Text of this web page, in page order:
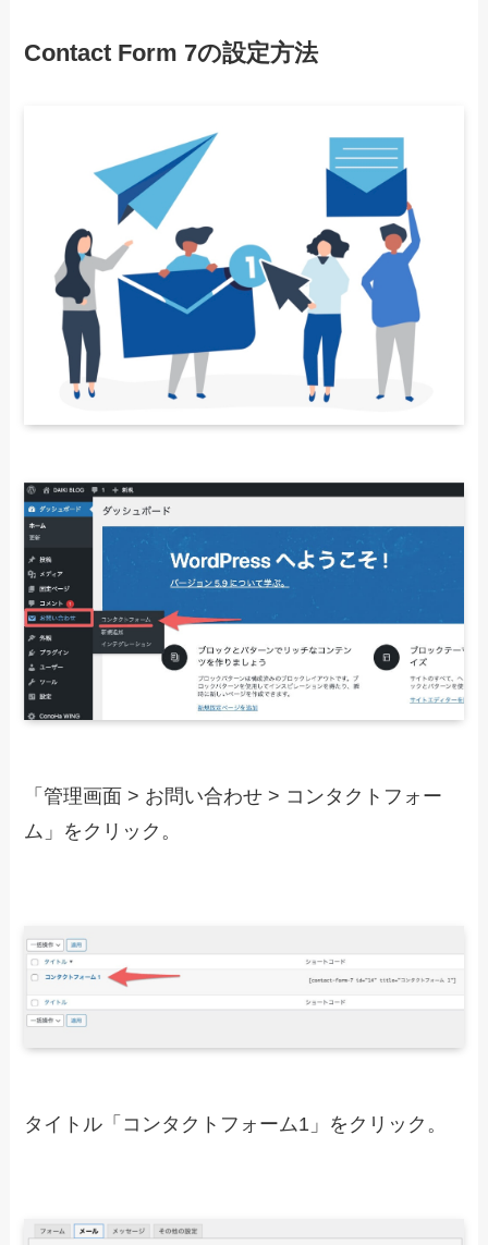
Contact Form 7の設定方法
「管理画面 > お問い合わせ > コンタクトフォー
ム」をクリック。
タイトル「コンタクトフォーム1」をクリック。